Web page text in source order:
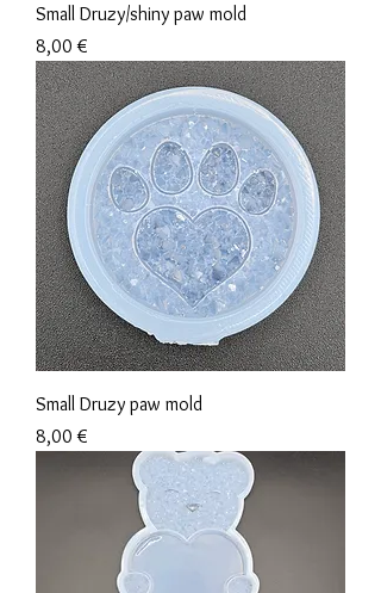
Small Druzy/shiny paw mold
Prix
8,00 €
Small Druzy paw mold
Prix
8,00 €